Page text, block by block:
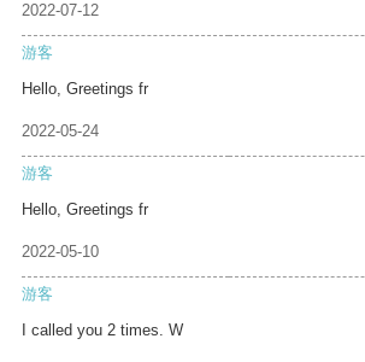
2022-07-12
游客
Hello, Greetings fr
2022-05-24
游客
Hello, Greetings fr
2022-05-10
游客
I called you 2 times. W